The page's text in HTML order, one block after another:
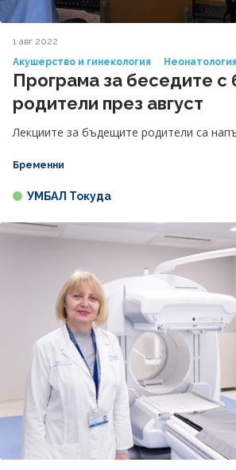
1 авг 2022
Акушерство и гинекология
Неонатология
Програма за беседите
родители през август
Лекциите за бъдещите родители са
Бременни
УМБАЛ Токуда